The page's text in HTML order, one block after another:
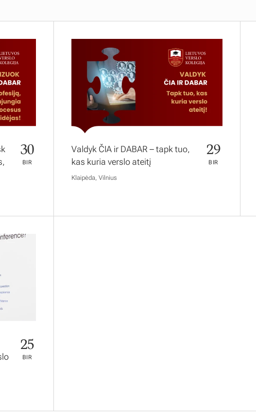
30
BIR
Valdyk ČIA ir DABAR – tapk tuo,
kas kuria verslo ateitį
29
BIR
Klaipėda, Vilnius
25
BIR